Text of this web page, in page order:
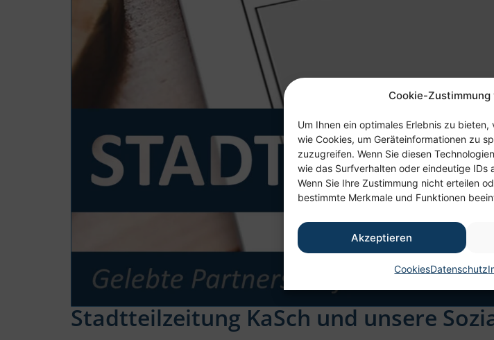
Cookie-
Um Ihnen ein optimales Erlebnis zu
wie Cookies, um Geräteinformationen zu
zuzugreifen. Wenn Sie diesen
wie das Surfverhalten oder eindeutige IDs
Wenn Sie Ihre Zustimmung nicht erteilen
bestimmte Merkmale und Funktionen
Akzeptieren
CookiesDatenschutz
Stadtteilzeitung KaSch und unsere